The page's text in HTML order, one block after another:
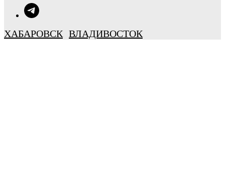
ХАБАРОВСК ВЛАДИВОСТОК